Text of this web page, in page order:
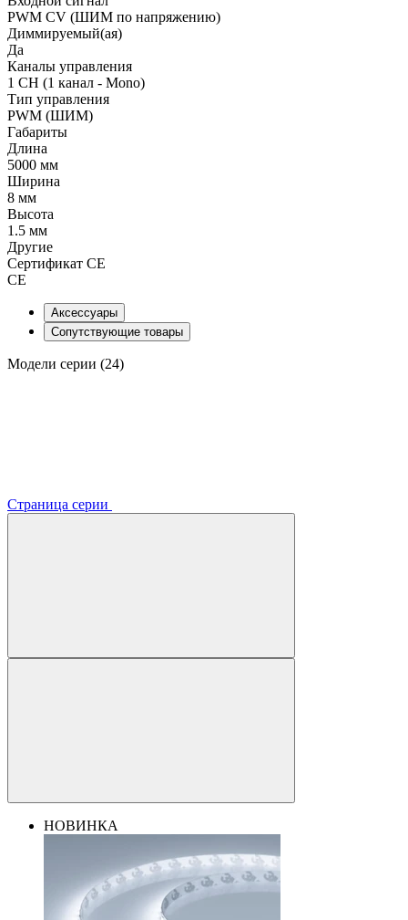
PWM СV (ШИМ по напряжению)
Диммируемый(ая)
Да
Каналы управления
1 CH (1 канал - Mono)
Тип управления
PWM (ШИМ)
Габариты
Длина
5000 мм
Ширина
8 мм
Высота
1.5 мм
Другие
Сертификат CE
CE
Аксессуары
Сопутствующие товары
Модели серии (24)
Страница серии
НОВИНКА